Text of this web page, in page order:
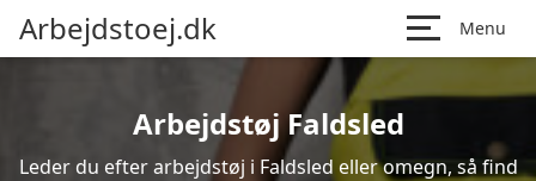
Arbejdstoej.dk Menu
Arbejdstøj Faldsled
Leder du efter arbejdstøj i Faldsled eller omegn, så find